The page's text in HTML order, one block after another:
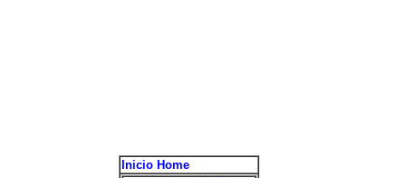
Inicio Home